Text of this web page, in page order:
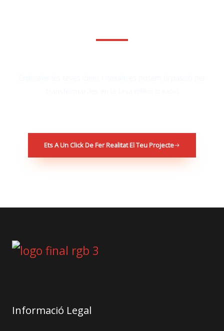
Ets A Un Click De Fer Realitat El Teu Projecte
Informació Legal